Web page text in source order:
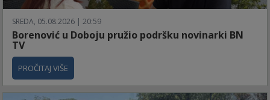
SREDA, 05.08.2026 | 20:59
Borenović u Doboju pružio podršku novinarki BN
TV
PROČITAJ VIŠE